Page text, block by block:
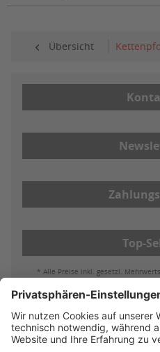
Übersicht
Top-
* Alle Preise inkl. gesetzl.
Batterieleistung & Entsorgung
AGB
Datenschutz